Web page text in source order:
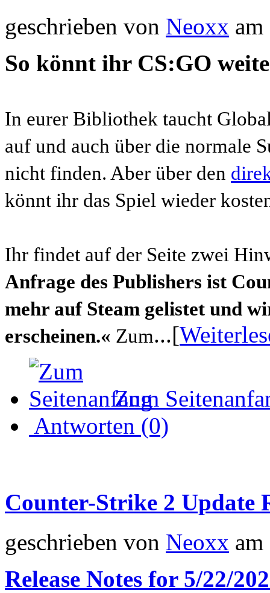
geschrieben von Neoxx
So könnt ihr CS:GO
In eurer Bibliothek taucht
auf und auch über die normale
nicht finden. Aber über den
könnt ihr das Spiel wieder
Ihr findet auf der Seite zwei
Anfrage des Publishers ist
mehr auf Steam gelistet und
erscheinen.« Zum...[
Zum
Antworten (0)
Counter-Strike 2 Update
geschrieben von Neoxx
Release Notes for 5/22/